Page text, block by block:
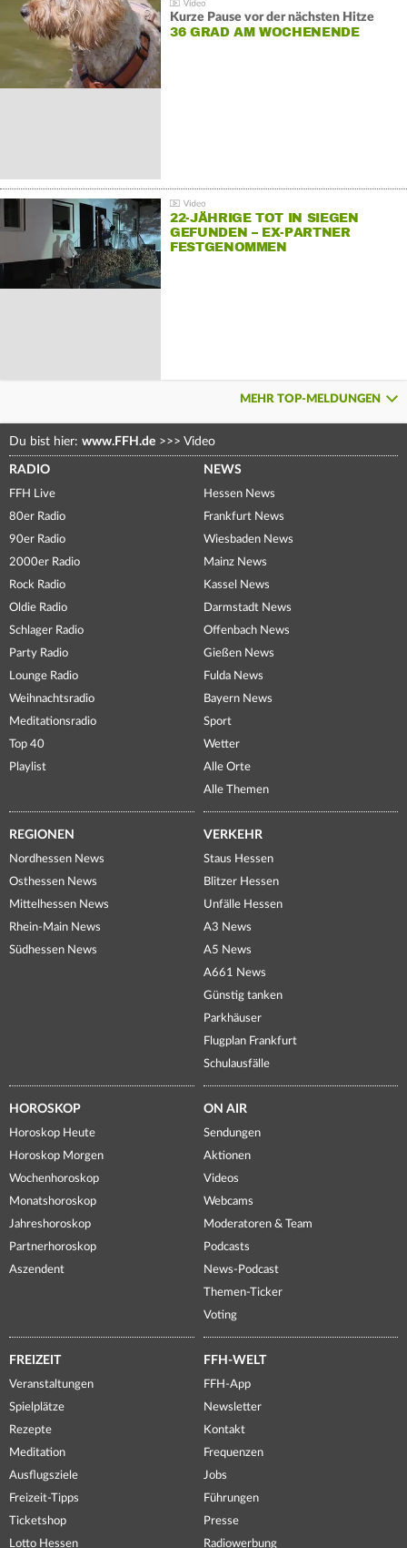
Kurze Pause vor der nächsten Hitze
36 GRAD AM WOCHENENDE
22-JÄHRIGE TOT IN SIEGEN
GEFUNDEN – EX-PARTNER
FESTGENOMMEN
MEHR TOP-MELDUNGEN
Du bist hier: www.FFH.de >>> Video
RADIO
FFH Live
80er Radio
90er Radio
2000er Radio
Rock Radio
Oldie Radio
Schlager Radio
Party Radio
Lounge Radio
Weihnachtsradio
Meditationsradio
Top 40
Playlist
NEWS
Hessen News
Frankfurt News
Wiesbaden News
Mainz News
Kassel News
Darmstadt News
Offenbach News
Gießen News
Fulda News
Bayern News
Sport
Wetter
Alle Orte
Alle Themen
REGIONEN
Nordhessen News
Osthessen News
Mittelhessen News
Rhein-Main News
Südhessen News
VERKEHR
Staus Hessen
Blitzer Hessen
Unfälle Hessen
A3 News
A5 News
A661 News
Günstig tanken
Parkhäuser
Flugplan Frankfurt
Schulausfälle
HOROSKOP
Horoskop Heute
Horoskop Morgen
Wochenhoroskop
Monatshoroskop
Jahreshoroskop
Partnerhoroskop
Aszendent
ON AIR
Sendungen
Aktionen
Videos
Webcams
Moderatoren & Team
Podcasts
News-Podcast
Themen-Ticker
Voting
FREIZEIT
Veranstaltungen
Spielplätze
Rezepte
Meditation
Ausflugsziele
Freizeit-Tipps
Ticketshop
Lotto Hessen
FFH-WELT
FFH-App
Newsletter
Kontakt
Frequenzen
Jobs
Führungen
Presse
Radiowerbung